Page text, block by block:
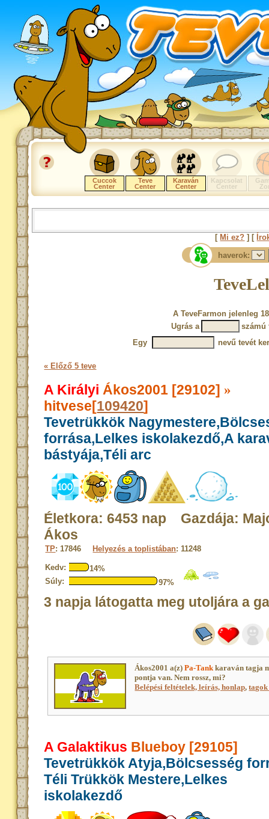
Cuccok
Center
Teve
Center
Karaván
Center
Kapcsolat
Center
[ Mi ez? ] [
haverok:
A TeveFarmon jelenleg
Ugrás a
számú
Egy
nevű tevét
« Előző 5 teve
A Királyi Ákos2001 [29102] »
hitvese[109420]
Tevetrükkök
forrása,Lelkes iskolakezdő,A
bástyája,Téli arc
Életkora: 6453 nap Gazdája:
Ákos
TP: 17846 Helyezés a toplistában: 11248
Kedv:
14%
Súly:
97%
3 napja látogatta meg utoljára a
Ákos2001 a(z)Pa-Tankkaraván tagja
pontja van. Nem rossz, mi?
Belépési feltételek, leírás, honlap,
A Galaktikus Blueboy [29105]
Tevetrükkök Atyja,Bölcsesség
Téli Trükkök Mestere,Lelkes
iskolakezdő